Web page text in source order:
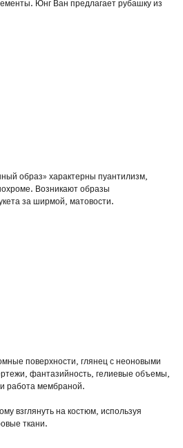
Юнг Ван предлагает рубашку из
образ» характерны пуантилизм,
Возникают образы
за ширмой, матовости.
поверхности, глянец с неоновыми
фантазийность, гелиевые объемы,
работа мембраной.
взглянуть на костюм, используя
ткани.